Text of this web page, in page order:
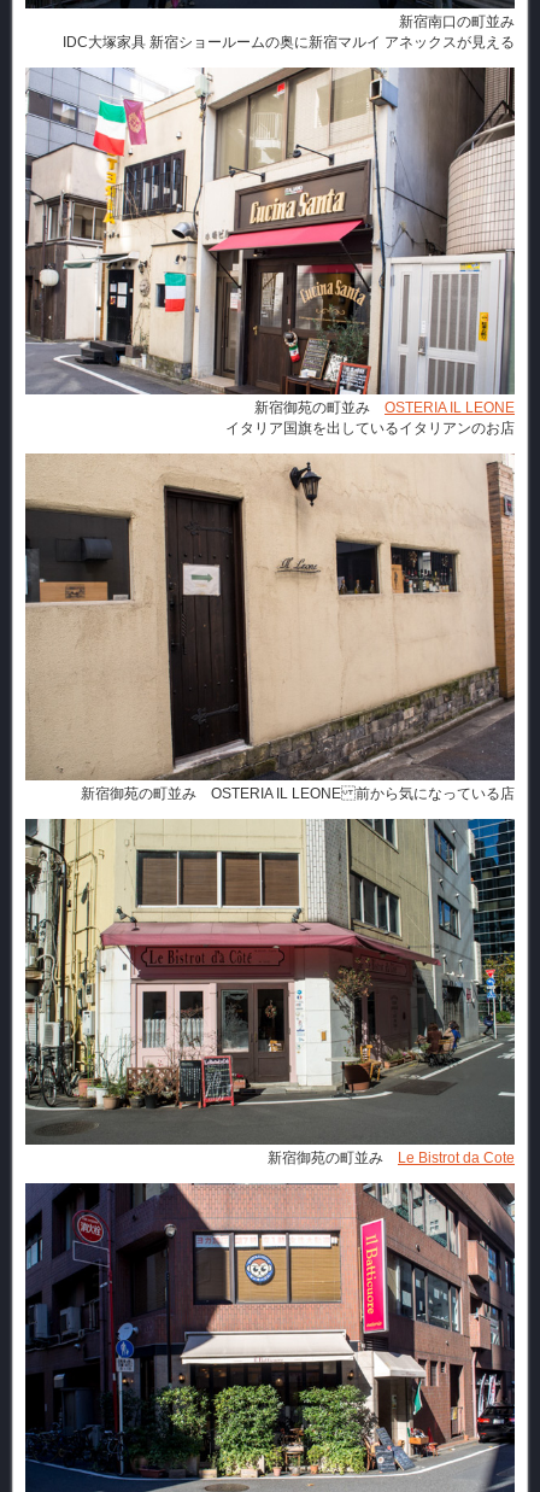
新宿南口の町並み
IDC大塚家具 新宿ショールームの奥に新宿マルイ アネックスが見える
新宿御苑の町並み OSTERIA IL LEONE
イタリア国旗を出しているイタリアンのお店
新宿御苑の町並み OSTERIA IL LEONE 前から気になっている店
新宿御苑の町並み Le Bistrot da Cote